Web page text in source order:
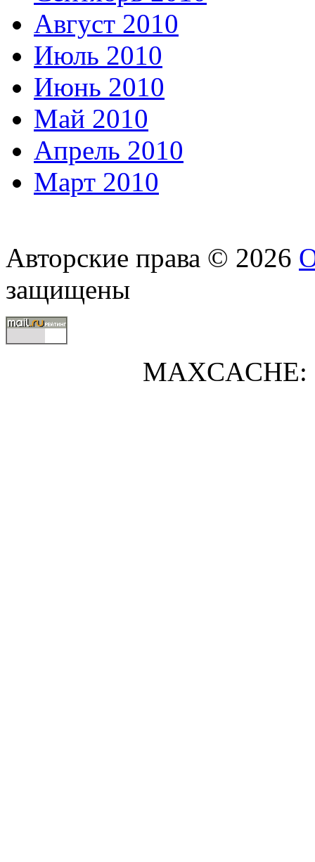
Август 2010
Июль 2010
Июнь 2010
Май 2010
Апрель 2010
Март 2010
Авторские права © 2026
защищены
MAXCACHE: